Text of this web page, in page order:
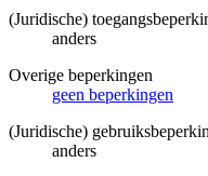
(Juridische)
anders
Overige beperkingen
geen beperkingen
(Juridische)
anders